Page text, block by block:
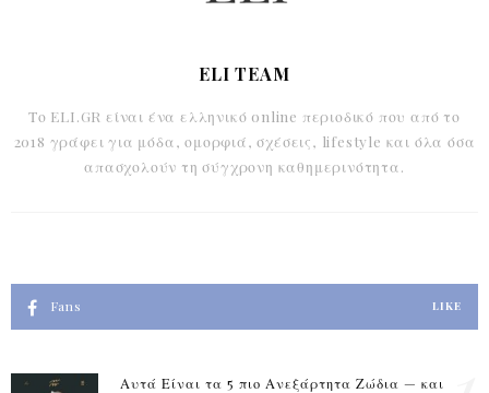
ELI TEAM
Το ELI.GR είναι ένα ελληνικό online περιοδικό που από το
2018 γράφει για μόδα, ομορφιά, σχέσεις, lifestyle και όλα όσα
απασχολούν τη σύγχρονη καθημερινότητα.
Fans LIKE
Αυτά Είναι τα 5 πιο Ανεξάρτητα Ζώδια — και